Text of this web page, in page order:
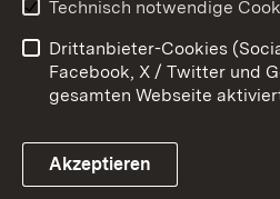
Link zum Landesportal
Impressum
Technisch notwendige
Drittanbieter-Cookies
Facebook, X / Twitter und
gesamten Webseite
Akzeptieren